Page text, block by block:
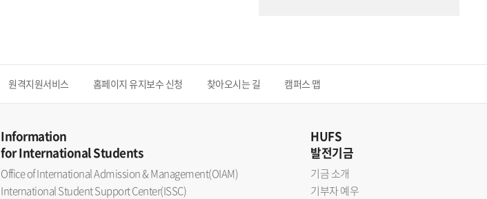
원격지원서비스 홈페이지 유지보수 신청 찾아오시는 길 캠퍼스 맵
Information
for International Students
Office of International Admission & Management(OIAM)
International Student Support Center(ISSC)
HUFS
발전기금
기금 소개
기부자 예우